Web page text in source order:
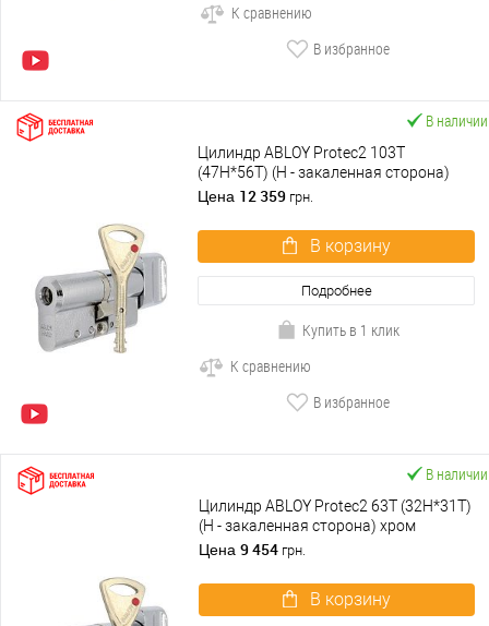
К сравнению
В избранное
В наличии
Цилиндр ABLOY Protec2 103T
(47H*56T) (H - закаленная сторона)
хром полированный
Цена 12 359 грн.
В корзину
Подробнее
Купить в 1 клик
К сравнению
В избранное
В наличии
Цилиндр ABLOY Protec2 63T (32H*31T)
(H - закаленная сторона) хром
полированный
Цена 9 454 грн.
В корзину